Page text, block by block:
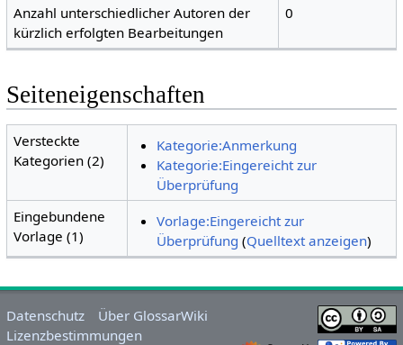
Anzahl unterschiedlicher Autoren der
kürzlich erfolgten Bearbeitungen
0
Seiteneigenschaften
Versteckte
Kategorien (2)
Kategorie:Anmerkung
Kategorie:Eingereicht zur
Überprüfung
Eingebundene
Vorlage (1)
Vorlage:Eingereicht zur
Überprüfung (Quelltext anzeigen)
Datenschutz
Über GlossarWiki
Lizenzbestimmungen